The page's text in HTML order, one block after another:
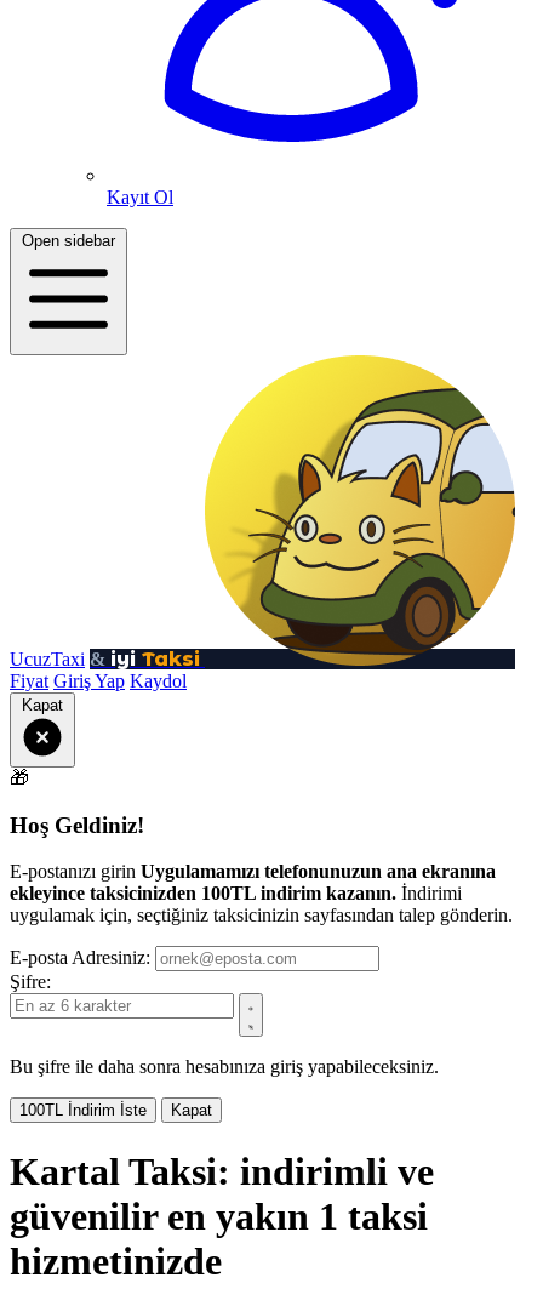
Kayıt Ol
Open sidebar
UcuzTaxi & iyi Taksi
Fiyat Giriş Yap Kaydol
Kapat
🎁
Hoş Geldiniz!
E-postanızı girin Uygulamamızı telefonunuzun ana ekranına
ekleyince taksicinizden 100TL indirim kazanın. İndirimi
uygulamak için, seçtiğiniz taksicinizin sayfasından talep gönderin.
E-posta Adresiniz:
Şifre:
Bu şifre ile daha sonra hesabınıza giriş yapabileceksiniz.
100TL İndirim İste Kapat
Kartal Taksi: indirimli ve
güvenilir en yakın 1 taksi
hizmetinizde